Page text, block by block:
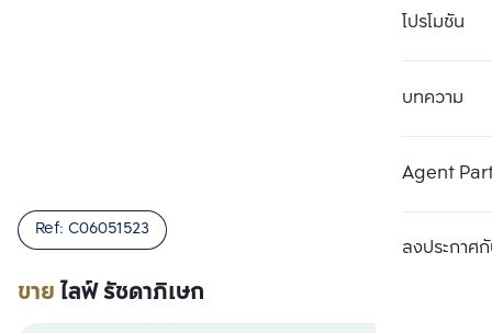
โปรโมชัน
บทความ
Agent
ลงประกาศกั
ขายไลฟ์ รัชดาภิเษก
Ref: C06051523 เปรียบเทียบ